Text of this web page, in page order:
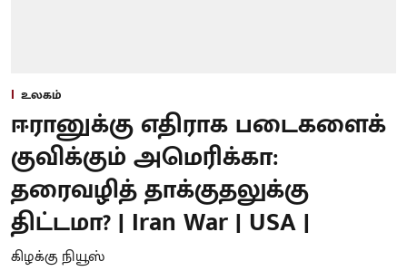
உலகம்
ஈரானுக்கு எதிராக படைகளைக்
குவிக்கும் அமெரிக்கா:
தரைவழித் தாக்குதலுக்கு
திட்டமா? | Iran War | USA |
கிழக்கு நியூஸ்